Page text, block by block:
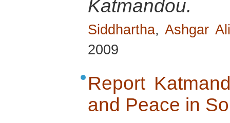
Katmandou.
Siddhartha,Ashgar
2009
Report
and Peace in